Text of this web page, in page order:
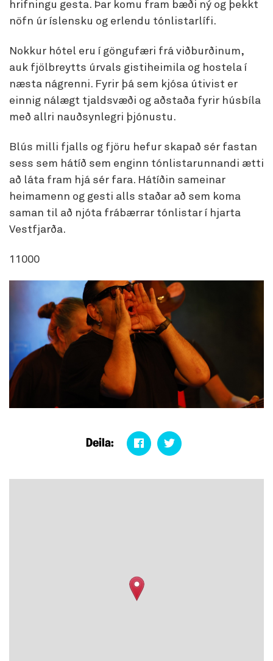
hrifningu gesta. Þar komu fram bæði ný og þekkt
nöfn úr íslensku og erlendu tónlistarlífi.
Nokkur hótel eru í göngufæri frá viðburðinum,
auk fjölbreytts úrvals gistiheimila og hostela í
næsta nágrenni. Fyrir þá sem kjósa útivist er
einnig nálægt tjaldsvæði og aðstaða fyrir húsbíla
með allri nauðsynlegri þjónustu.
Blús milli fjalls og fjöru hefur skapað sér fastan
sess sem hátíð sem enginn tónlistarunnandi ætti
að láta fram hjá sér fara. Hátíðin sameinar
heimamenn og gesti alls staðar að sem koma
saman til að njóta frábærrar tónlistar í hjarta
Vestfjarða.
11000
Deila: